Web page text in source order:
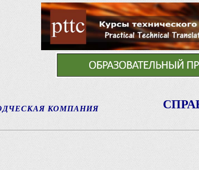
КОМПАНИЯ